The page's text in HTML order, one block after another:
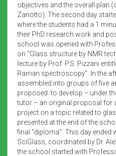
objectives and the overall plan
Zanotto). The second day
where the students had a 1
their PhD research work and
school was opened with
on “Glass structure by NMR
lecture by Prof. P.S. Pizzani
Raman spectroscopy”. In the
assembled into groups of five
proposed: to develop – under
tutor – an original proposal for
project on a topic related to
presented at the end of the
final “diploma”. This day
SciGlass, coordinated by Dr.
the school started with